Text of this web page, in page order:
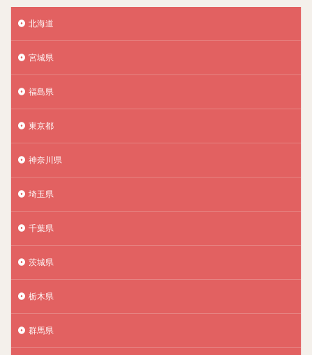
北海道
宮城県
福島県
東京都
神奈川県
埼玉県
千葉県
茨城県
栃木県
群馬県